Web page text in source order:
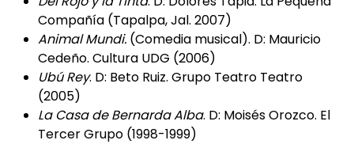
Compañía (Tapalpa, Jal. 2007)
Animal Mundi. (Comedia musical). D: Mauricio
Cedeño. Cultura UDG (2006)
Ubú Rey. D: Beto Ruiz. Grupo Teatro Teatro
(2005)
La Casa de Bernarda Alba. D: Moisés Orozco. El
Tercer Grupo (1998-1999)